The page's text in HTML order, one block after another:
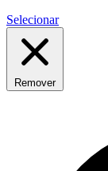
Selecionar
Remover